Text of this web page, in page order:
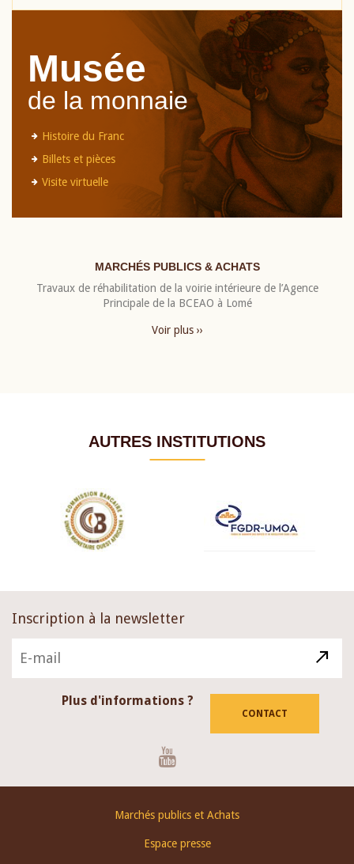
Musée
de la monnaie
Histoire du Franc
Billets et pièces
Visite virtuelle
MARCHÉS PUBLICS & ACHATS
Travaux de réhabilitation de la voirie intérieure de l’Agence
Principale de la BCEAO à Lomé
Voir plus ››
AUTRES INSTITUTIONS
Inscription à la newsletter
Plus d'informations ?
CONTACT
Marchés publics et Achats
Espace presse